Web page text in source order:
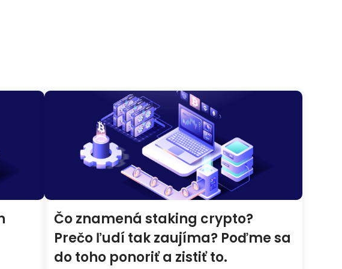
Čo znamená staking crypto?
Prečo ľudí tak zaujíma? Poďme sa
do toho ponoriť a zistiť to.